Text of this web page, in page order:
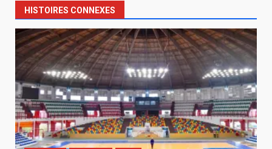
HISTOIRES CONNEXES